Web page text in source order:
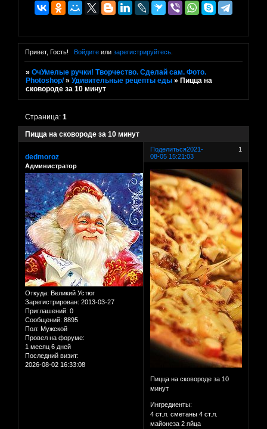
Привет, Гость! Войдитеили зарегистрируйтесь.
»ОчУмелые ручки! Творчество. Сделай сам. Фото.
Photoshop/ »Удивительные рецепты еды » Пицца на
сковороде за 10 минут
Пицца на сковороде за 10 минут
Страница:1
Поделиться 1
2021-
08-05 15:21:03
dedmoroz
Администратор
Откуда: Великий Устюг
Зарегистрирован: 2013-03-27
Приглашений: 0
Сообщений: 8895
Пол: Мужской
Провел на форуме:
1 месяц 6 дней
Последний визит:
2026-08-02 16:33:08
Пицца на сковороде за 10
минут
Ингредиенты:
4 ст.л. сметаны 4 ст.л.
майонеза 2 яйца